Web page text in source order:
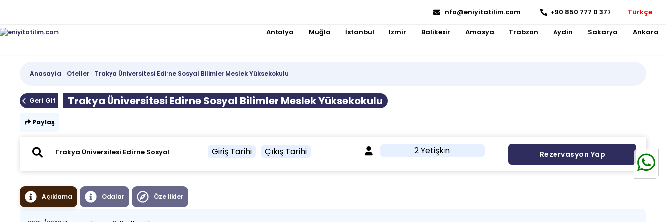
info@eniyitatilim.com +90 850 777 0 377 Türkçe
Antalya Muğla İstanbul Izmir Balikesir Amasya Trabzon Aydin Sakarya Ankara
Anasayfa Oteller Trakya Üniversitesi Edirne Sosyal Bilimler Meslek Yüksekokulu
Geri Git Trakya Üniversitesi Edirne Sosyal Bilimler Meslek Yüksekokulu
Paylaş
Giriş Tarihi Çıkış Tarihi 2 Yetişkin Rezervasyon Yap
Açıklama Odalar Özellikler